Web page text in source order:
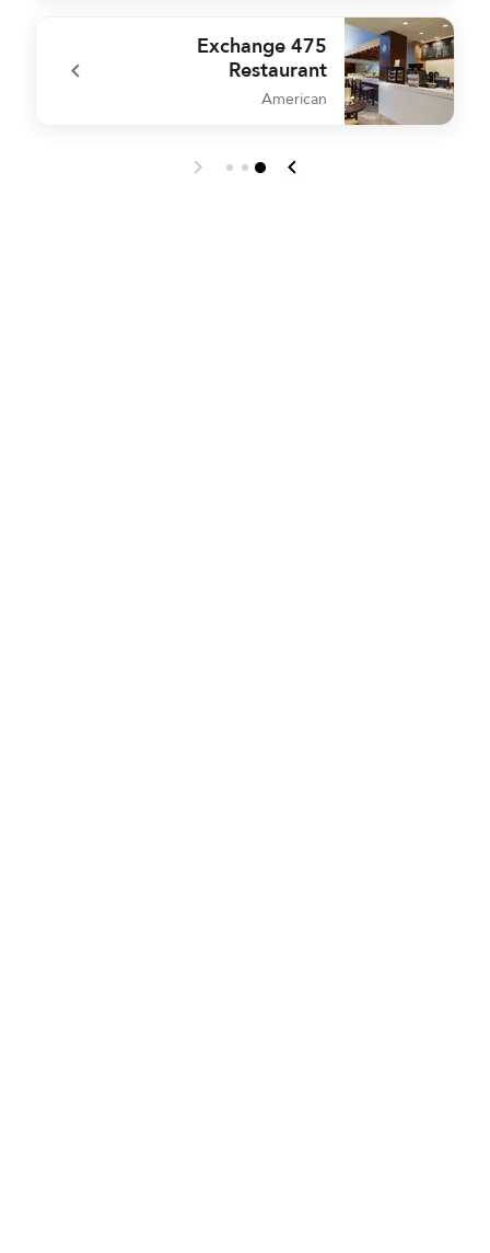
undefined Overstory Rooftop Bar
Exchange 475
Restaurant
American
undefined Exchange 475 Restaurant